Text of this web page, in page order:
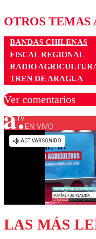
OTROS TEMAS
BANDAS CHILENAS
FISCAL REGIONAL
RADIO
TREN DE ARAGUA
Ver comentarios
Los comentarios
EN VIVO
LAS MÁS